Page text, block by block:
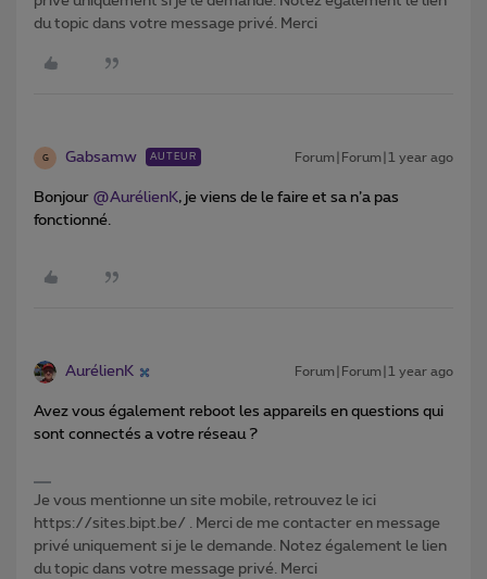
du topic dans votre message privé. Merci
G Gabsamw AUTEUR Forum|Forum|1 year ago
Bonjour ​ @AurélienK, je viens de le faire et sa n’a pas
fonctionné.
AurélienK Forum|Forum|1 year ago
Avez vous également reboot les appareils en questions qui
sont connectés a votre réseau ?
Je vous mentionne un site mobile, retrouvez le ici
https://sites.bipt.be/ . Merci de me contacter en message
privé uniquement si je le demande. Notez également le lien
du topic dans votre message privé. Merci